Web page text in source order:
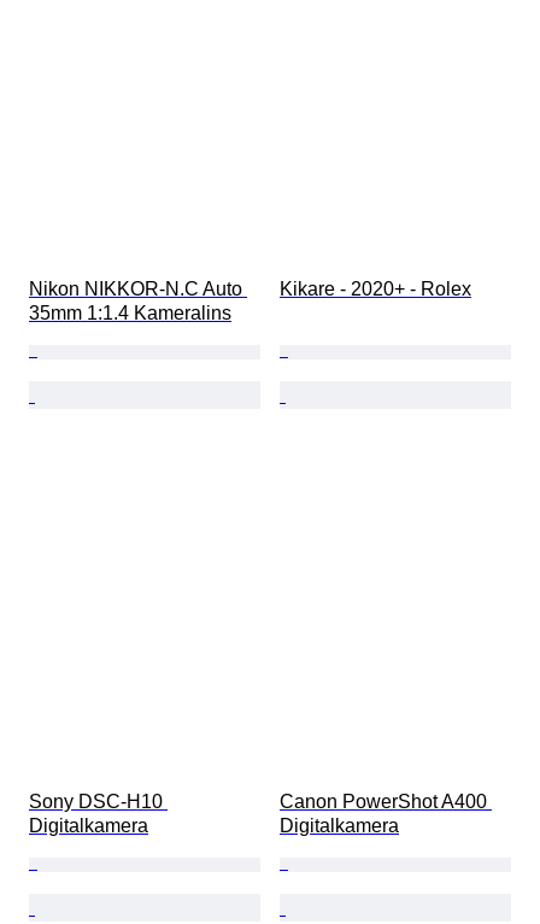
Nikon NIKKOR-N.C Auto
35mm 1:1.4 Kameralins
Kikare - 2020+ - Rolex
Sony DSC-H10
Digitalkamera
Canon PowerShot A400
Digitalkamera